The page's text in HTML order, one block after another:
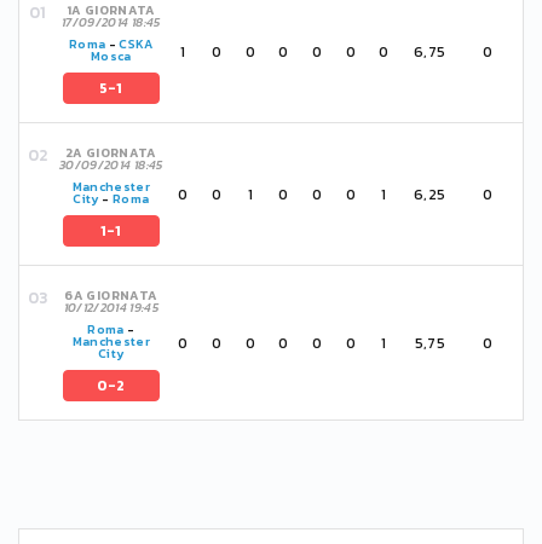
1A GIORNATA
17/09/2014 18:45
Roma -CSKA
Mosca
5-1
1 0 0 0 0 0 0 6,75 0
2A GIORNATA
30/09/2014 18:45
Manchester
City- Roma
1-1
0 0 1 0 0 0 1 6,25 0
6A GIORNATA
10/12/2014 19:45
Roma -
Manchester
City
0-2
0 0 0 0 0 0 1 5,75 0